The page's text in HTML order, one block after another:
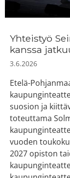
Yhteistyö
kanssa
3.6.2026
Etelä-
suosion ja
toteuttama
vuoden
2027 opiston